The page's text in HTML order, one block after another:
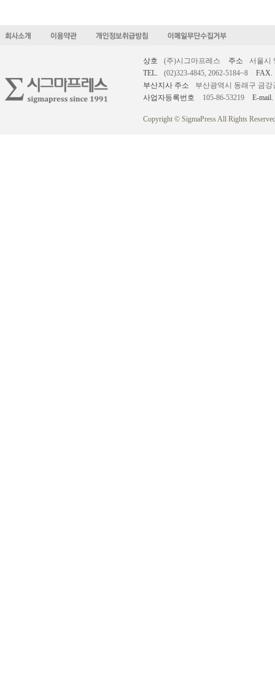
상호 (주)시그마프레스 주소
서울시
TEL.
(02)323-4845, 2062-5184~8
FAX.
부산지사 주소
부산광역시 동래구 금강
사업자등록번호
105-86-53219 E-mail.
Copyright © SigmaPress All Rights